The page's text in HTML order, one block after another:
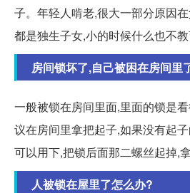
子。年轻人啃老,很大一部分原因
都是独生子女,小的时候什么也不教
房间锁坏了,自己被困在房间里
一般被锁在房间里面,里面的锁是
议在房间里拿把起子,如果没有起
可以用下,把锁后面那二螺丝起掉,拿
人被锁在屋里了怎么办?